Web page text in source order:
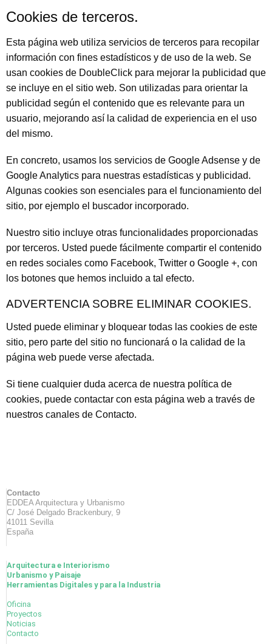
Cookies de terceros.
Esta página web utiliza servicios de terceros para recopilar
información con fines estadísticos y de uso de la web. Se
usan cookies de DoubleClick para mejorar la publicidad que
se incluye en el sitio web. Son utilizadas para orientar la
publicidad según el contenido que es relevante para un
usuario, mejorando así la calidad de experiencia en el uso
del mismo.
En concreto, usamos los servicios de Google Adsense y de
Google Analytics para nuestras estadísticas y publicidad.
Algunas cookies son esenciales para el funcionamiento del
sitio, por ejemplo el buscador incorporado.
Nuestro sitio incluye otras funcionalidades proporcionadas
por terceros. Usted puede fácilmente compartir el contenido
en redes sociales como Facebook, Twitter o Google +, con
los botones que hemos incluido a tal efecto.
ADVERTENCIA SOBRE ELIMINAR COOKIES.
Usted puede eliminar y bloquear todas las cookies de este
sitio, pero parte del sitio no funcionará o la calidad de la
página web puede verse afectada.
Si tiene cualquier duda acerca de nuestra política de
cookies, puede contactar con esta página web a través de
nuestros canales de Contacto.
Contacto
EDDEA Arquitectura y Urbanismo
C/ José Delgado Brackenbury, 9
41011 Sevilla
España
Arquitectura e Interiorismo
Urbanismo y Paisaje
Herramientas Digitales y para la Industria
Oficina
Proyectos
Noticias
Contacto